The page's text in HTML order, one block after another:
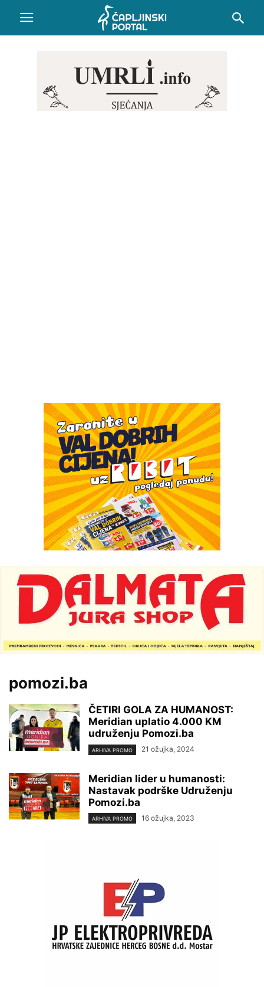
pomozi.ba
ČETIRI GOLA ZA HUMANOST:
Meridian uplatio 4.000 KM
udruženju Pomozi.ba
ARHIVA PROMO 21 ožujka, 2024
Meridian lider u humanosti:
Nastavak podrške Udruženju
Pomozi.ba
ARHIVA PROMO 16 ožujka, 2023